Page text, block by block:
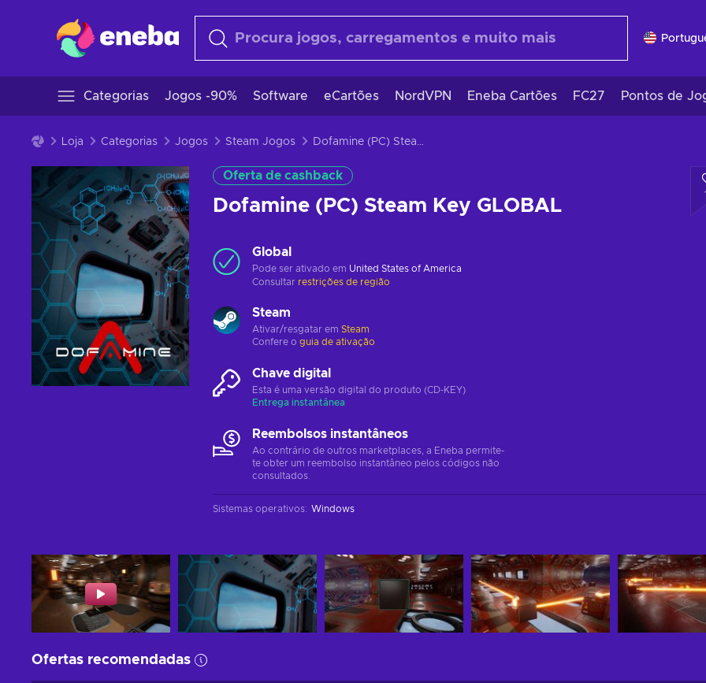
Categorias Jogos -90% Software eCartões NordVPN Eneba Cartões FC27 Pontos de
Loja Categorias Jogos Steam Jogos Dofamine (PC) Steam Key GLOBAL
Oferta de cashback
Dofamine (PC) Steam Key GLOBAL
Global
Pode ser ativado em United States of America
Consultar restrições de região
Steam
Ativar/resgatar em Steam
Confere o guia de ativação
Chave digital
Esta é uma versão digital do produto (CD-KEY)
Entrega instantânea
Reembolsos instantâneos
Ao contrário de outros marketplaces, a Eneba permite-
te obter um reembolso instantâneo pelos códigos não
consultados.
Sistemas operativos: Windows
Ofertas recomendadas